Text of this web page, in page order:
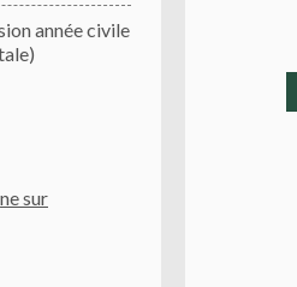
année civile
sur